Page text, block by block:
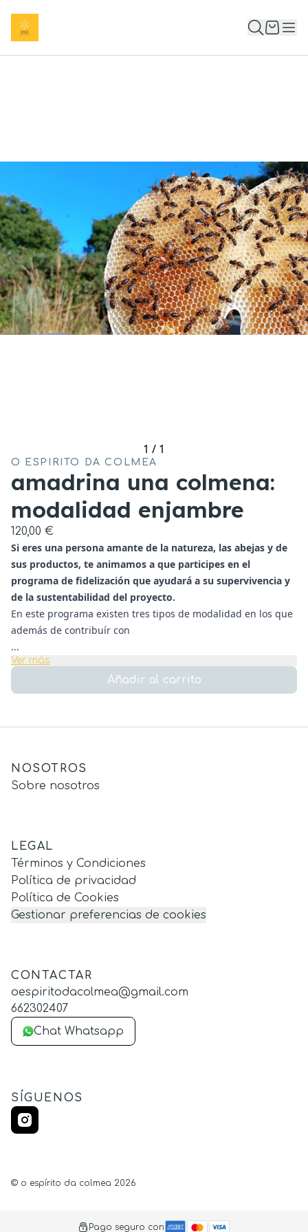
1 / 1
O ESPIRITO DA COLMEA
amadrina una colmena:
modalidad enjambre
120,00 €
Si eres una persona amante de la natureza, las abejas y de
sus productos, te animamos a que participes en el
programa de fidelización que ayudará a su supervivencia y
de la sustentabilidad del proyecto.
En este programa existen tres tipos de modalidad en los que
además de contribuír con
...
Ver más
Añadir al carrito
NOSOTROS
Sobre nosotros
LEGAL
Términos y Condiciones
Política de privacidad
Política de Cookies
Gestionar preferencias de cookies
CONTACTAR
oespiritodacolmea@gmail.com
662302407
Chat Whatsapp
SÍGUENOS
© o espírito da colmea 2026
Pago seguro con